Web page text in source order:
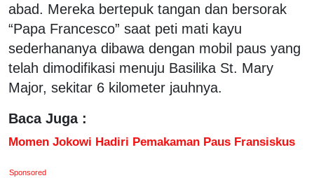
abad. Mereka bertepuk tangan dan bersorak
“Papa Francesco” saat peti mati kayu
sederhananya dibawa dengan mobil paus yang
telah dimodifikasi menuju Basilika St. Mary
Major, sekitar 6 kilometer jauhnya.
Baca Juga :
Momen Jokowi Hadiri Pemakaman Paus Fransiskus
Sponsored